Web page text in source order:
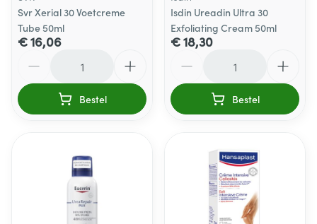
Svr Xerial 30 Voetcreme
Tube 50ml
€ 16,06
Bestel
Isdin Ureadin Ultra 30
Exfoliating Cream 50ml
€ 18,30
Bestel